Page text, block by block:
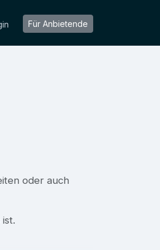
Für Anbietende
oder auch